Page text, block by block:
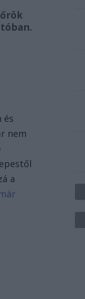
és
nem
a